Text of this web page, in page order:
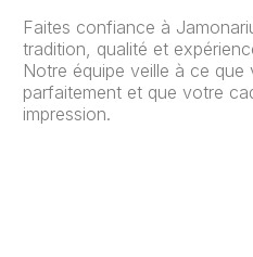
Faites confiance à
tradition, qualité et
Notre équipe veille à ce
parfaitement et que votre
impression.